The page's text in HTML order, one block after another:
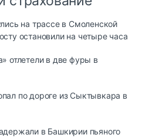
на трассе в Смоленской
остановили на четыре часа
отлетели в две фуры в
по дороге из Сыктывкара в
в Башкирии пьяного